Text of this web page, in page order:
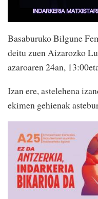
Basaburuko Bilgune
deitu zuen Aizarozko
azaroaren 24an,
Izan ere, astelehena
ekimen gehienak